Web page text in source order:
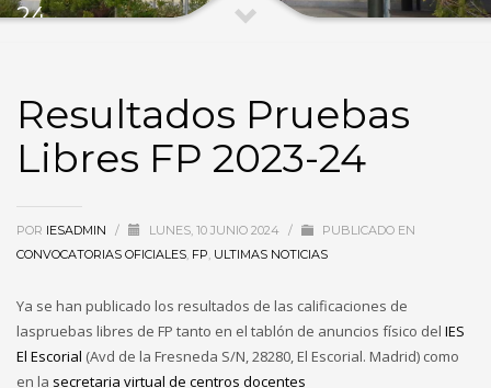
24
Resultados Pruebas
Libres FP 2023-24
POR IESADMIN / LUNES, 10 JUNIO 2024 /
PUBLICADO EN
CONVOCATORIAS OFICIALES FP ULTIMAS NOTICIAS
Ya se han publicado los resultados de las calificaciones de
laspruebas libres de FP tanto en el tablón de anuncios físico del IES
El Escorial (Avd de la Fresneda S/N, 28280, El Escorial. Madrid) como
en la secretaria virtual de centros docentes